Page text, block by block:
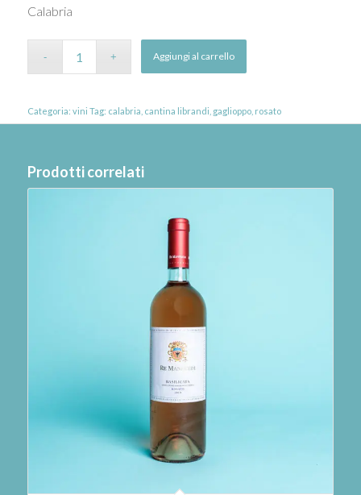
Calabria
Aggiungi al carrello
Categoria: vini Tag: calabria cantina librandi gaglioppo, rosato
Prodotti correlati